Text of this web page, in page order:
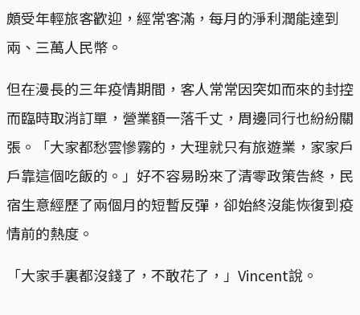
頗受年輕旅客歡迎，經常客滿，每月的淨利潤能達到
兩、三萬人民幣。
但在漫長的三年疫情期間，客人常常因突如而來的封控
而臨時取消訂單，營業額一落千丈，周邊同行也紛紛關
張。「大家都愁雲慘霧的，大理就只有旅遊業，家家戶
戶靠這個吃飯的。」好不容易盼來了清零政策告終，民
宿生意經歷了兩個月的短暫反彈，卻始終沒能恢復到疫
情前的熱度。
「大家手裏都沒錢了，不敢花了，」Vincent說。